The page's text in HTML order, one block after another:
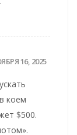
16, 2025
коем
$500.